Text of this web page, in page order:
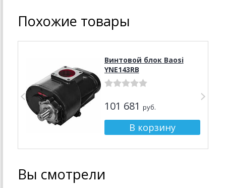
Похожие товары
Винтовой блок Baosi
YNE143RB
101 681 руб.
Вы смотрели